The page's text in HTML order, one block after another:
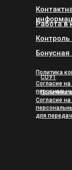
Политика
СОУТ
Согласие на
Политика
Согласие на
для
Работа в
Контроль